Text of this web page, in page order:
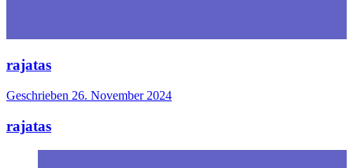
rajatas
Geschrieben 26. November 2024
rajatas